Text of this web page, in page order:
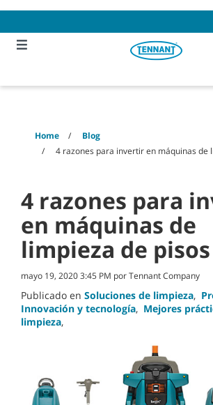
content
navigation
menu
Home
Blog
4 razones para invertir en máquinas de
4 razones para
en máquinas de
limpieza de pisos
mayo 19, 2020 3:45 PM por Tennant Company
Publicado en Soluciones de limpieza,
Innovación y tecnología, Mejores
limpieza,